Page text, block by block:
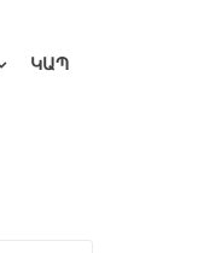
ԿԱՊ